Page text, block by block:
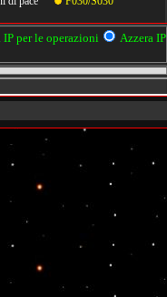
per le operazioni Azzera IP